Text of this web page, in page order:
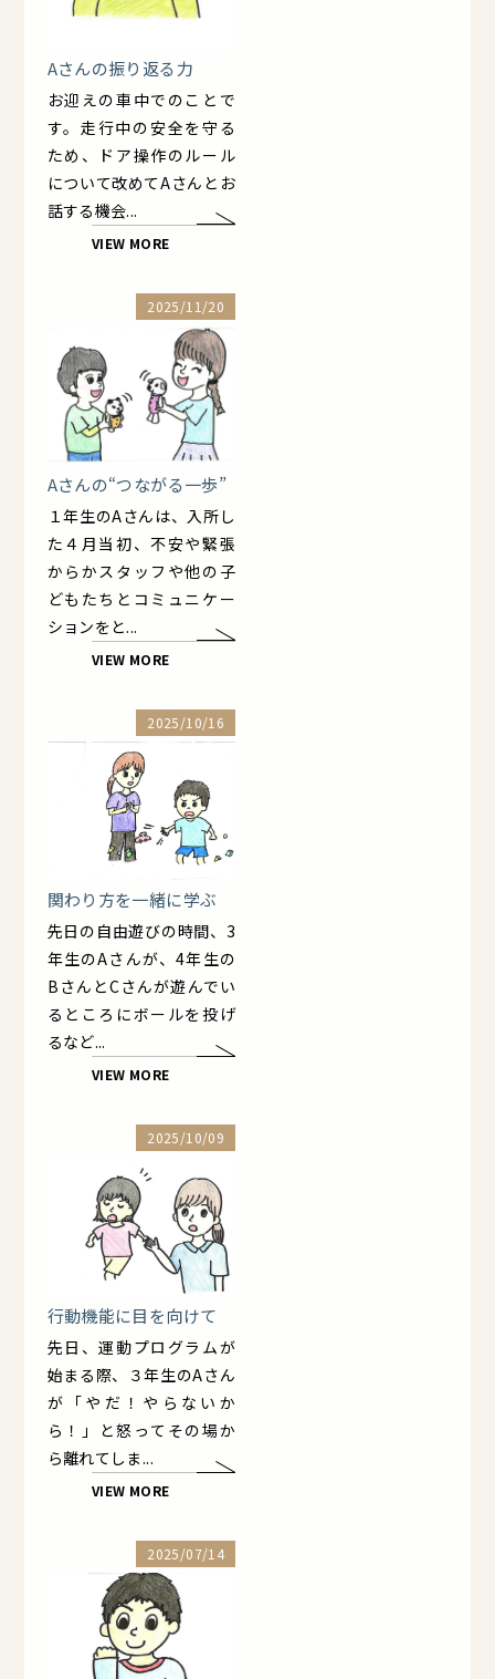
Aさんの振り返る力
お迎えの車中でのことで
す。走行中の安全を守る
ため、ドア操作のルール
について改めてAさんとお
話する機会...
VIEW MORE
2025/11/20
Aさんの“つながる一歩”
１年生のAさんは、入所し
た４月当初、不安や緊張
からかスタッフや他の子
どもたちとコミュニケー
ションをと...
VIEW MORE
2025/10/16
関わり方を一緒に学ぶ
先日の自由遊びの時間、3
年生のAさんが、4年生の
BさんとCさんが遊んでい
るところにボールを投げ
るなど...
VIEW MORE
2025/10/09
行動機能に目を向けて
先日、運動プログラムが
始まる際、３年生のAさん
が「やだ！やらないか
ら！」と怒ってその場か
ら離れてしま...
VIEW MORE
2025/07/14